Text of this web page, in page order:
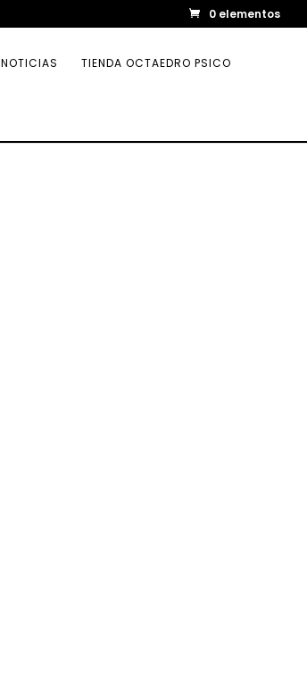
0 elementos
NOTICIAS TIENDA OCTAEDRO PSICO